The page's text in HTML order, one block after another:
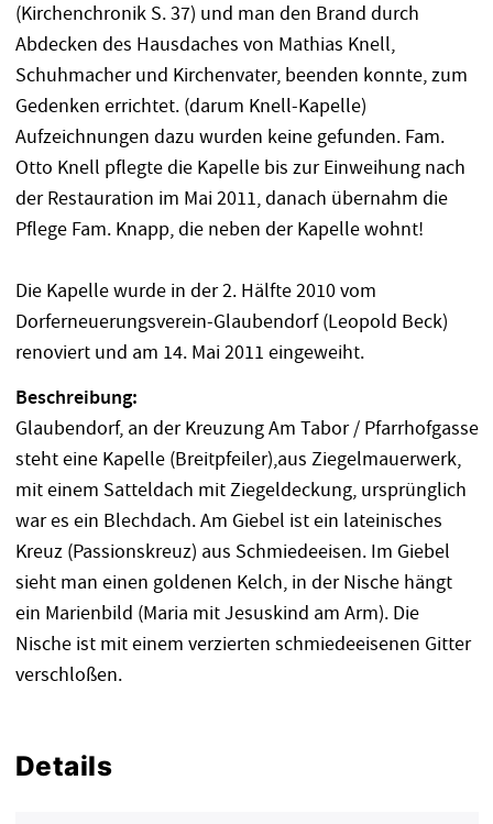
(Kirchenchronik S. 37) und man den Brand durch
Abdecken des Hausdaches von Mathias Knell,
Schuhmacher und Kirchenvater, beenden konnte, zum
Gedenken errichtet. (darum Knell-Kapelle)
Aufzeichnungen dazu wurden keine gefunden. Fam.
Otto Knell pflegte die Kapelle bis zur Einweihung nach
der Restauration im Mai 2011, danach übernahm die
Pflege Fam. Knapp, die neben der Kapelle wohnt!
Die Kapelle wurde in der 2. Hälfte 2010 vom
Dorferneuerungsverein-Glaubendorf (Leopold Beck)
renoviert und am 14. Mai 2011 eingeweiht.
Beschreibung:
Glaubendorf, an der Kreuzung Am Tabor / Pfarrhofgasse
steht eine Kapelle (Breitpfeiler),aus Ziegelmauerwerk,
mit einem Satteldach mit Ziegeldeckung, ursprünglich
war es ein Blechdach. Am Giebel ist ein lateinisches
Kreuz (Passionskreuz) aus Schmiedeeisen. Im Giebel
sieht man einen goldenen Kelch, in der Nische hängt
ein Marienbild (Maria mit Jesuskind am Arm). Die
Nische ist mit einem verzierten schmiedeeisenen Gitter
verschloßen.
Details